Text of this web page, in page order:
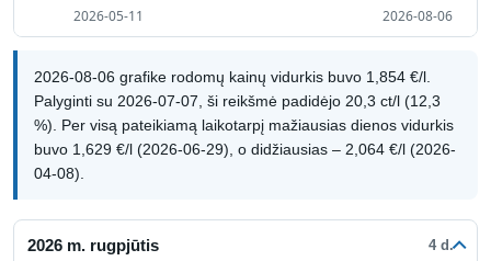
2026-08-06 grafike rodomų kainų vidurkis buvo 1,854 €/l.
Palyginti su 2026-07-07, ši reikšmė padidėjo 20,3 ct/l (12,3
%). Per visą pateikiamą laikotarpį mažiausias dienos vidurkis
buvo 1,629 €/l (2026-06-29), o didžiausias – 2,064 €/l (2026-
04-08).
2026 m. rugpjūtis 4 d.